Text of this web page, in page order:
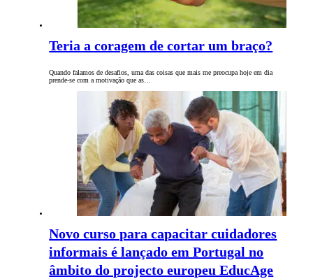
Teria a coragem de cortar um braço?
Quando falamos de desafios, uma das coisas que mais me preocupa hoje em dia
prende-se com a motivação que as…
Novo curso para capacitar cuidadores
informais é lançado em Portugal no
âmbito do projecto europeu EducAge